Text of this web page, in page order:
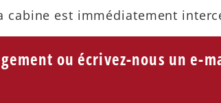
cabine est immédiatement
ou écrivez-nous un e-